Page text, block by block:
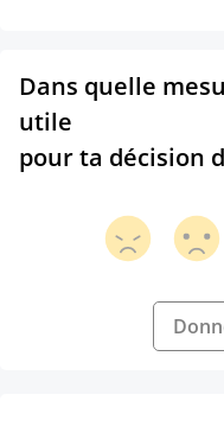
Dans quelle
utile
pour ta décision